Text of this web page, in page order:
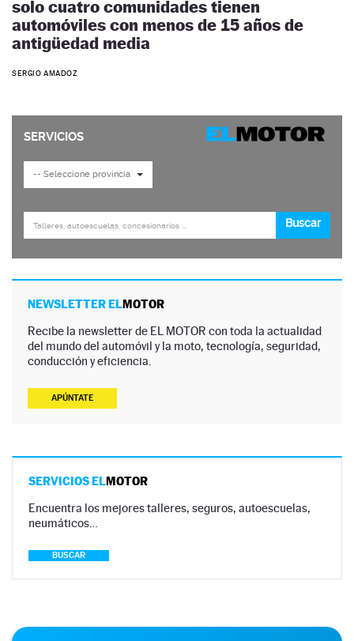
solo cuatro comunidades tienen
automóviles con menos de 15 años de
antigüedad media
SERGIO AMADOZ
NEWSLETTER ELMOTOR
Recibe la newsletter de EL MOTOR con toda la actualidad
del mundo del automóvil y la moto, tecnología, seguridad,
conducción y eficiencia.
APÚNTATE
SERVICIOS ELMOTOR
Encuentra los mejores talleres, seguros, autoescuelas,
neumáticos…
BUSCAR